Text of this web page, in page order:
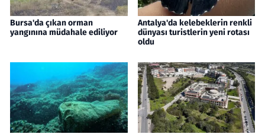
Bursa'da çıkan orman
yangınına müdahale ediliyor
Antalya'da kelebeklerin renkli
dünyası turistlerin yeni rotası
oldu